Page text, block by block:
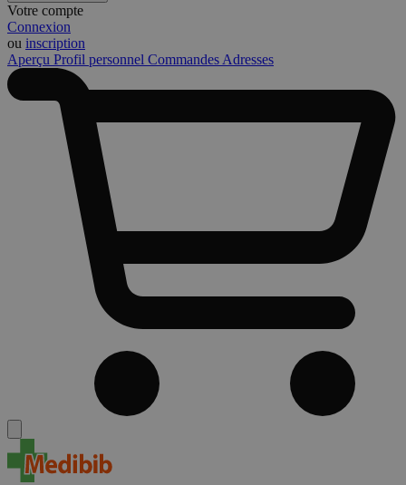
Votre compte
Connexion
ou inscription
Aperçu Profil personnel Commandes Adresses